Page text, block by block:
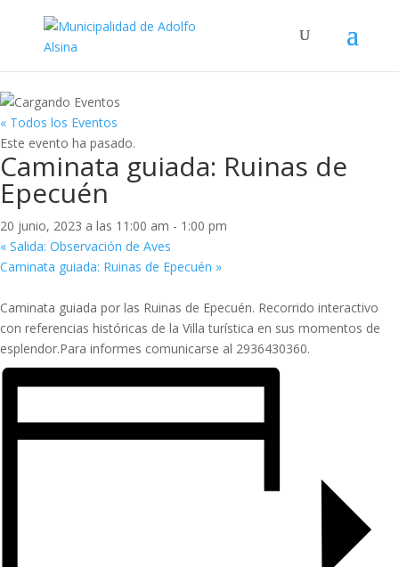
« Todos los Eventos
Este evento ha pasado.
Caminata guiada: Ruinas de
Epecuén
20 junio, 2023 a las 11:00 am - 1:00 pm
« Salida: Observación de Aves
Caminata guiada: Ruinas de Epecuén »
Caminata guiada por las Ruinas de Epecuén. Recorrido interactivo
con referencias históricas de la Villa turística en sus momentos de
esplendor.Para informes comunicarse al 2936430360.